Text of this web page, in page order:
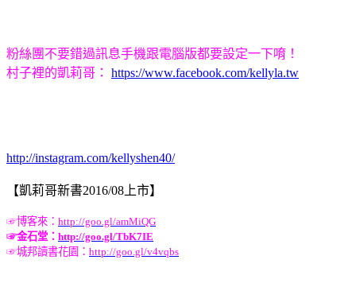
粉絲團不要錯過訊息手機跟電腦版都要設定一下唷！
村子裡的凱莉哥： https://www.facebook.com/kellyla.tw
http://instagram.com/kellyshen40/
【凱莉哥新書2016/08上市】
☞博客來： http://goo.gl/amMiQG
☞金石堂： http://goo.gl/TbK7IE
☞城邦讀書花園： http://goo.gl/v4vqbs